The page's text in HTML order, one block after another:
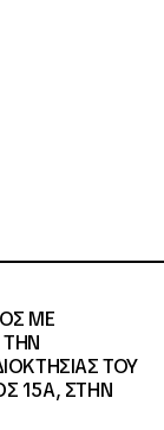
ΜΕ
ΤΟΥ
15Α, ΣΤΗΝ